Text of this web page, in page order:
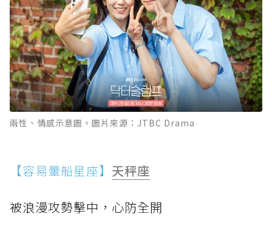
兩性、情感示意圖。圖片來源：JTBC Drama
【容易暈船星座】 天秤座
被浪漫攻勢擊中，心防全開